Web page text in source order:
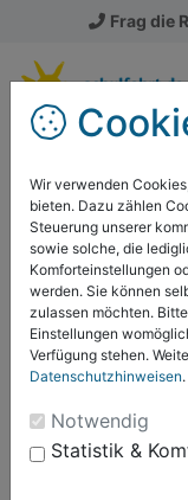
Frag die
Alle
Evaluation
Wir verwenden
bieten. Dazu zählen
Steuerung unserer
sowie solche, die
Komforteinstellungen
werden. Sie können
zulassen möchten.
Einstellungen
Verfügung stehen.
Datenschutzhinweisen.
Notwendig
Statistik &